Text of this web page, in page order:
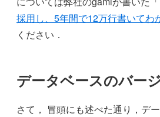
採用し、5年間で12万行書いてわ
ください．
データベースのバー
さて， 冒頭にも述べた通り，デ